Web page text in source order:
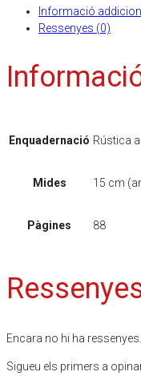
Informació
Ressenyes (0)
Enquadernació Rústica
Mides 15 cm
Pàgines 88
Encara no hi ha ressenyes.
Sigueu els primers a opinar